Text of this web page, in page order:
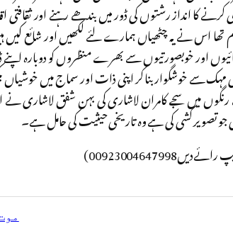
کا انداز رشتوں کی ڈور میں بندھے رہنے اور
اس نے یہ چٹھیاں ہمارے لئے لکھیں اور شائع کیں
اور خوبصورتیوں سے بھرے منظروں کو دوبارہ اپنے
مہک سے خوشگوار بنا کر اپنی ذات اور سماج میں
میں سجے کامران لاشاری کی بہن شفق لاشاری نے
تصویر کشی کی ہے وہ تاریخی حیثیت کی حامل ہے۔